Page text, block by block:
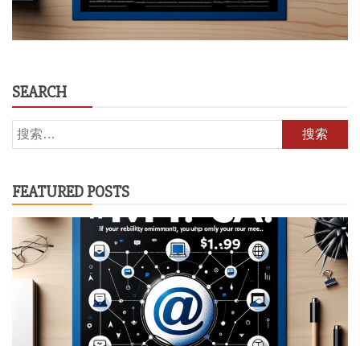
SEARCH
搜
索：
FEATURED POSTS